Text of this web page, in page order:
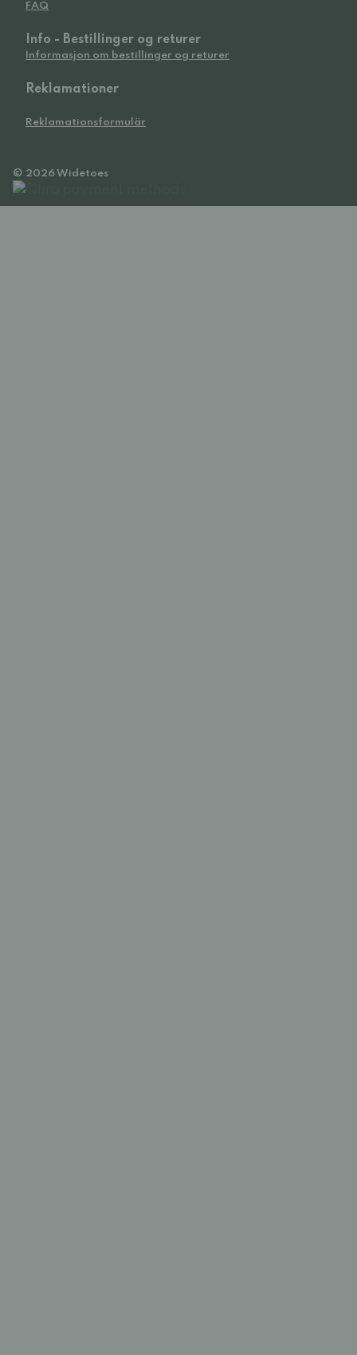
FAQ
Info - Bestillinger og returer
Informasjon om bestillinger og returer
Reklamationer
Reklamationsformulär
© 2026 Widetoes